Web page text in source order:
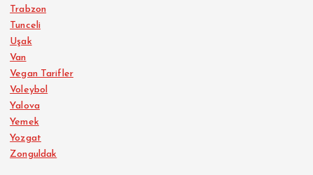
Trabzon
Tunceli
Uşak
Van
Vegan Tarifler
Voleybol
Yalova
Yemek
Yozgat
Zonguldak